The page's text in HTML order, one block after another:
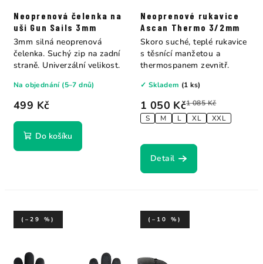
Neoprenová čelenka na
uši Gun Sails 3mm
499 Kč
Na objednání (5–7 dnů)
Do košíku
3mm silná neoprenová
čelenka. Suchý zip na zadní
straně. Univerzální velikost.
Neoprenové rukavice
Ascan Thermo 3/2mm
1 050 Kč1 085 Kč
S
M L XL XXL
✓ Skladem (1 ks)
Detail
Skoro suché, teplé rukavice
s těsnící manžetou a
thermospanem zevnitř.
(–29 %) (–10 %)